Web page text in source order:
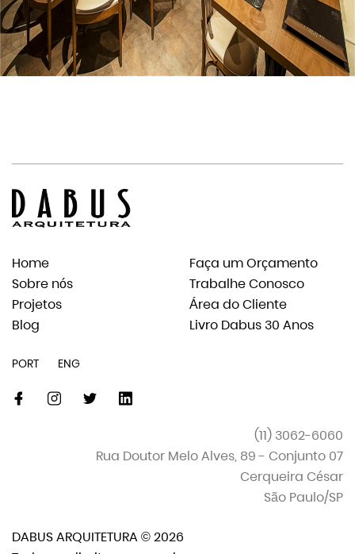
DABUS ARQUITETURA © 2026
Home
Sobre nós
Projetos
Blog
Faça um Orçamento
Trabalhe Conosco
Área do Cliente
Livro Dabus 30 Anos
PORT ENG
facebookinstagramtwitterlinkedin-
(11) 3062-6060
Rua Doutor Melo Alves, 89 - Conjunto 07
Cerqueira César
São Paulo/SP